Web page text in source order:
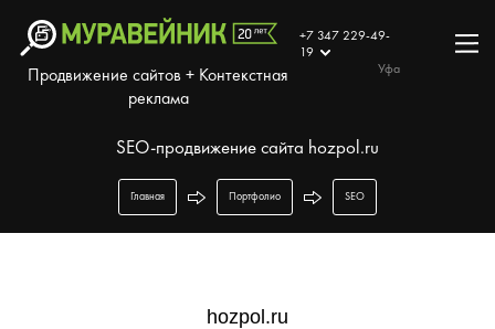
Продвижение сайтов + Контекстная
реклама
+7 347 229-49-
19
Уфа
SEO-продвижение сайта hozpol.ru
Главная Портфолио SEO
hozpol.ru